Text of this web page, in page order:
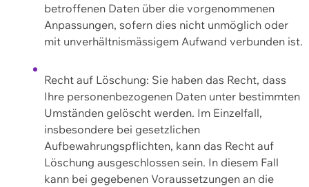
betroffenen Daten über die vorgenommenen
Anpassungen, sofern dies nicht unmöglich oder
mit unverhältnismässigem Aufwand verbunden ist.
Recht auf Löschung: Sie haben das Recht, dass
Ihre personenbezogenen Daten unter bestimmten
Umständen gelöscht werden. Im Einzelfall,
insbesondere bei gesetzlichen
Aufbewahrungspflichten, kann das Recht auf
Löschung ausgeschlossen sein. In diesem Fall
kann bei gegebenen Voraussetzungen an die